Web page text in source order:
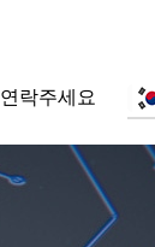
연락주세요